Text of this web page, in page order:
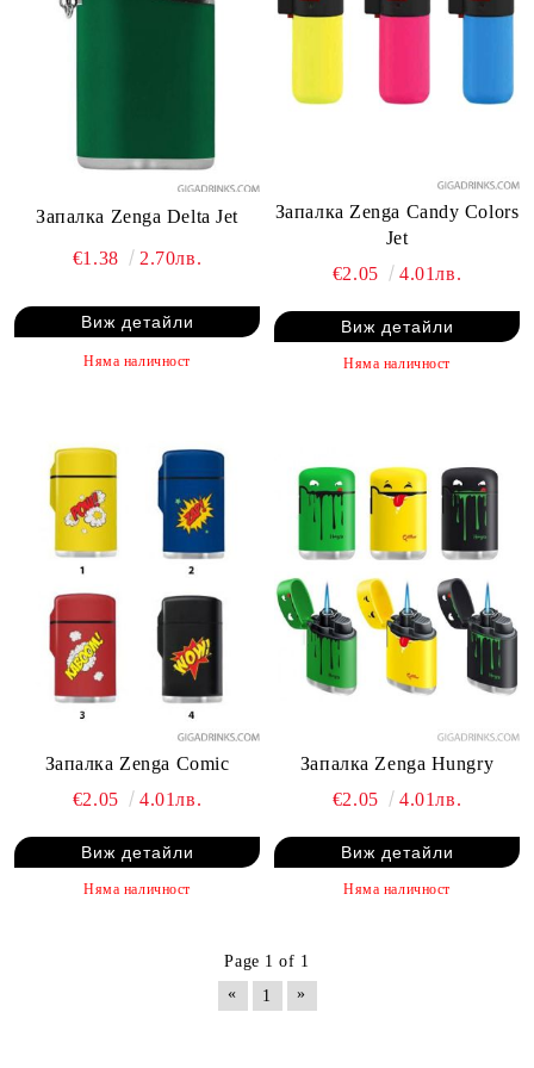
Запалка Zenga Delta Jet
€1.38 2.70лв.
Виж детайли
Няма наличност
Запалка Zenga Candy Colors
Jet
€2.05
4.01лв.
Виж детайли
Няма наличност
Запалка Zenga Comic
€2.05
4.01лв.
Виж детайли
Няма наличност
Запалка Zenga Hungry
€2.05
4.01лв.
Виж детайли
Няма наличност
Page 1 of 1
«
1 »